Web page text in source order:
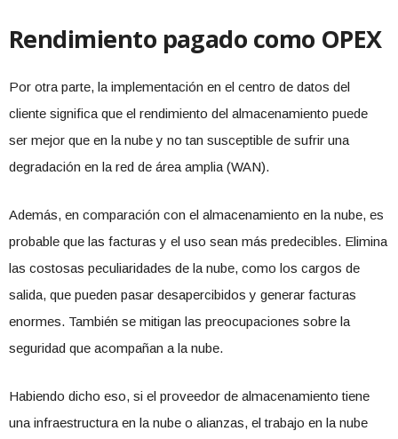
Rendimiento pagado como OPEX
Por otra parte, la implementación en el centro de datos del
cliente significa que el rendimiento del almacenamiento puede
ser mejor que en la nube y no tan susceptible de sufrir una
degradación en la red de área amplia (WAN).
Además, en comparación con el almacenamiento en la nube, es
probable que las facturas y el uso sean más predecibles. Elimina
las costosas peculiaridades de la nube, como los cargos de
salida, que pueden pasar desapercibidos y generar facturas
enormes. También se mitigan las preocupaciones sobre la
seguridad que acompañan a la nube.
Habiendo dicho eso, si el proveedor de almacenamiento tiene
una infraestructura en la nube o alianzas, el trabajo en la nube